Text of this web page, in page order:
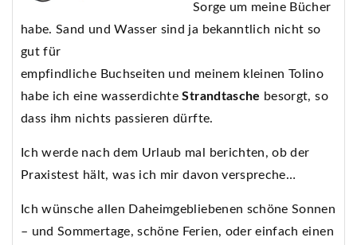
Sorge um meine Bücher
habe. Sand und Wasser sind ja bekanntlich nicht so
gut für
empfindliche Buchseiten und meinem kleinen Tolino
habe ich eine wasserdichteStrandtasche besorgt, so
dass ihm nichts passieren dürfte.
Ich werde nach dem Urlaub mal berichten, ob der
Praxistest hält, was ich mir davon verspreche…
Ich wünsche allen Daheimgebliebenen schöne Sonnen
– und Sommertage, schöne Ferien, oder einfach einen